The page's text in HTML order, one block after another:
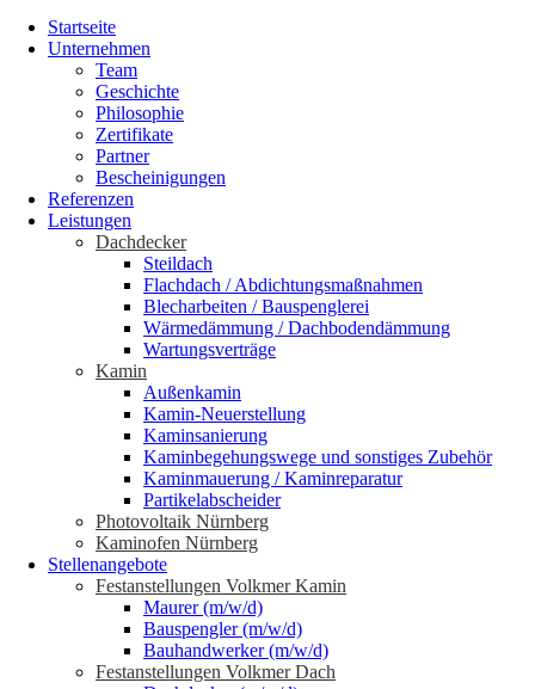
Startseite
Unternehmen
Team
Geschichte
Philosophie
Zertifikate
Partner
Bescheinigungen
Referenzen
Leistungen
Dachdecker
Steildach
Flachdach / Abdichtungsmaßnahmen
Blecharbeiten / Bauspenglerei
Wärmedämmung / Dachbodendämmung
Wartungsverträge
Kamin
Außenkamin
Kamin-Neuerstellung
Kaminsanierung
Kaminbegehungswege und sonstiges Zubehör
Kaminmauerung / Kaminreparatur
Partikelabscheider
Photovoltaik Nürnberg
Kaminofen Nürnberg
Stellenangebote
Festanstellungen Volkmer Kamin
Maurer (m/w/d)
Bauspengler (m/w/d)
Bauhandwerker (m/w/d)
Festanstellungen Volkmer Dach